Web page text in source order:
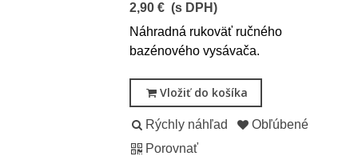
2,90 € (s DPH)
Náhradná rukoväť ručného
bazénového vysávača.
Vložiť do košíka
Rýchly náhľad
Obľúbené
Porovnať